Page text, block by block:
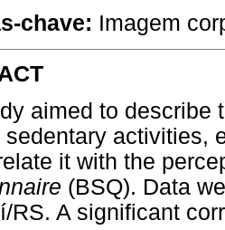
chave: Imagem
aimed to describe
sedentary activities,
it with the
(BSQ). Data
RS. A significant